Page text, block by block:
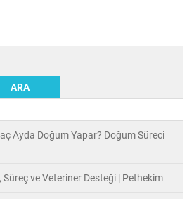
ARA
Ayda Doğum Yapar? Doğum Süreci
Süreç ve Veteriner Desteği | Pethekim